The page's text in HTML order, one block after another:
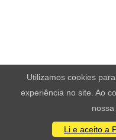
Utilizamos cookies
experiência no site. Ao
nossa
Li e aceito a